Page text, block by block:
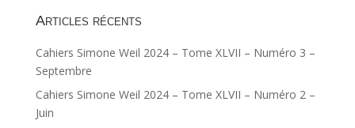
Articles récents
Cahiers Simone Weil 2024 – Tome XLVII – Numéro 3 –
Septembre
Cahiers Simone Weil 2024 – Tome XLVII – Numéro 2 –
Juin